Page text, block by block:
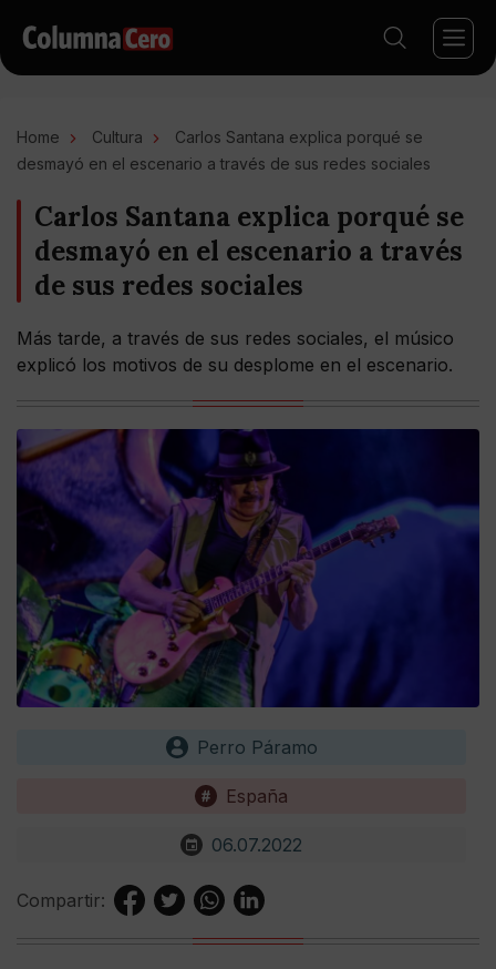
Home Cultura
Carlos Santana explica porqué se
desmayó en el escenario a través de sus redes sociales
Carlos Santana explica porqué se
desmayó en el escenario a través
de sus redes sociales
Más tarde, a través de sus redes sociales, el músico
explicó los motivos de su desplome en el escenario.
Perro Páramo
España
06.07.2022
Compartir: